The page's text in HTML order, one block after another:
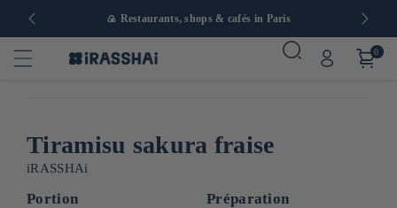
Europe 🍙 Restaurants, shops & cafés in Paris
0
Tiramisu sakura fraise
iRASSHAi
Portion Préparation